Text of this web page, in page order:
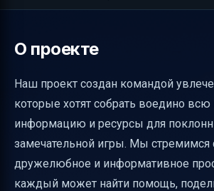
О проекте
Наш проект создан командой
которые хотят собрать воедино
информацию и ресурсы для
замечательной игры. Мы стремимся
дружелюбное и информативное
каждый может найти помощь,